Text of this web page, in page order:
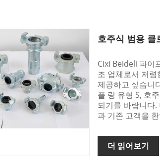
호주식 범용 클
Cixi Beideli 파이
조 업체로서 저
제공하고 싶습니
플 링 유형 S, 호
되기를 바랍니다
과 기존 고객을
더 읽어보기